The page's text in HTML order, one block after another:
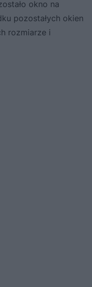
okno na
pozostałych okien
rozmiarze i